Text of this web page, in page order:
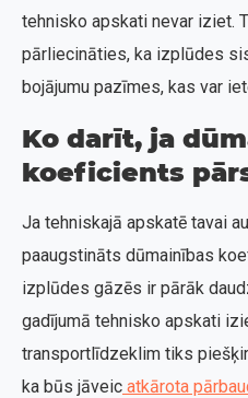
tehnisko apskati nevar iziet.
pārliecināties, ka izplūdes
bojājumu pazīmes, kas var
Ko darīt, ja
koeficients
Ja tehniskajā apskatē tavai
paaugstināts dūmainības
izplūdes gāzēs ir pārāk
gadījumā tehnisko apskati
transportlīdzeklim tiks
ka būs jāveic atkārota